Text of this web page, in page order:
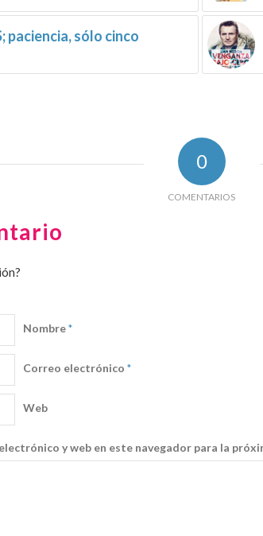
paciencia, sólo cinco
0
COMENTARIOS
Nombre*
Correo electrónico *
Web
y web en este navegador para la